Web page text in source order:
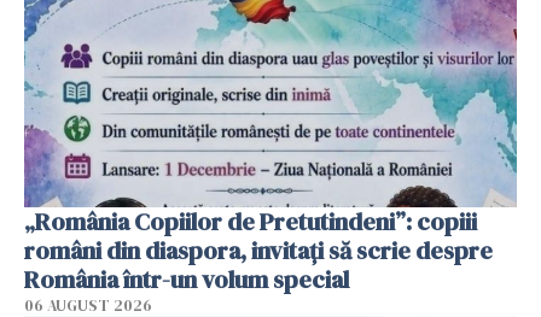
„România Copiilor de Pretutindeni”: copiii
români din diaspora, invitați să scrie despre
România într-un volum special
06 AUGUST 2026